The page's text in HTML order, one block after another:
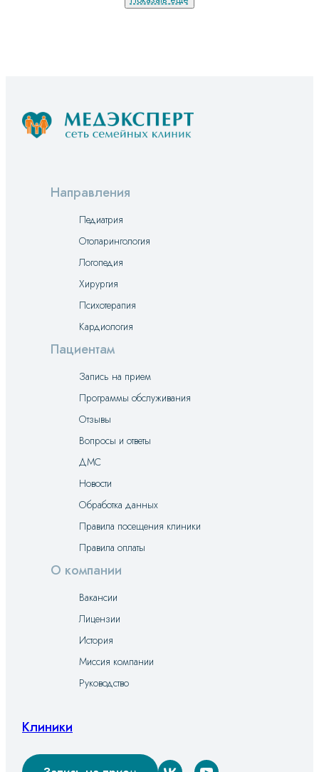
Направления
Педиатрия
Отоларингология
Логопедия
Хирургия
Психотерапия
Кардиология
Пациентам
Запись на прием
Программы обслуживания
Отзывы
Вопросы и ответы
ДМС
Новости
Обработка данных
Правила посещения клиники
Правила оплаты
О компании
Вакансии
Лицензии
История
Миссия компании
Руководство
Клиники